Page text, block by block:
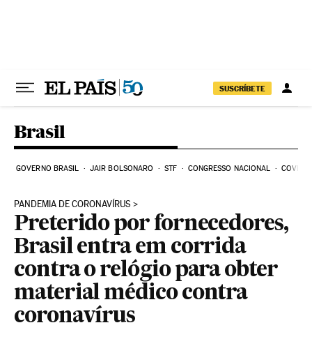
SUSCRÍBETE
Brasil
GOVERNO BRASIL JAIR BOLSONARO STF CONGRESSO NACIONAL COVID-
PANDEMIA DE CORONAVÍRUS
Preterido por fornecedores,
Brasil entra em corrida
contra o relógio para obter
material médico contra
coronavírus